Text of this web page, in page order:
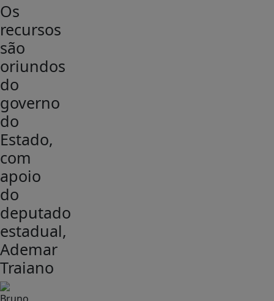
Os
recursos
são
oriundos
do
governo
do
Estado,
com
apoio
do
deputado
estadual,
Ademar
Traiano